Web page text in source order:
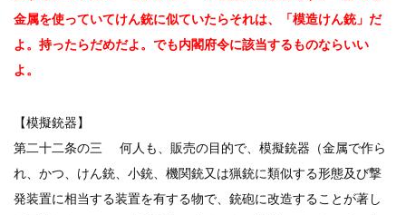
金属を使っていてけん銃に似ていたらそれは、「模造けん銃」だ
よ。持ったらだめだよ。でも内閣府令に該当するものならいい
よ。
【模擬銃器】
第二十二条の三 何人も、販売の目的で、模擬銃器（金属で作ら
れ、かつ、けん銃、小銃、機関銃又は猟銃に類似する形態及び撃
発装置に相当する装置を有する物で、銃砲に改造することが著し